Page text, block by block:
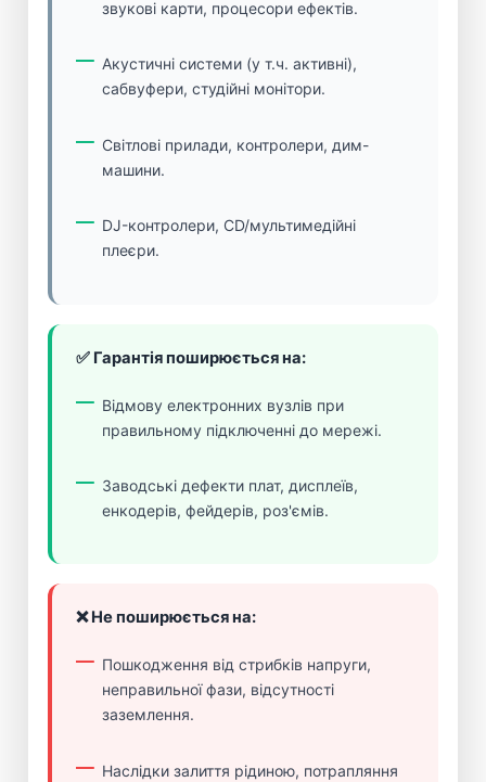
звукові карти, процесори ефектів.
Акустичні системи (у т.ч. активні),
сабвуфери, студійні монітори.
Світлові прилади, контролери, дим-
машини.
DJ-контролери, CD/мультимедійні
плеєри.
✅ Гарантія поширюється на:
Відмову електронних вузлів при
правильному підключенні до мережі.
Заводські дефекти плат, дисплеїв,
енкодерів, фейдерів, роз'ємів.
❌ Не поширюється на:
Пошкодження від стрибків напруги,
неправильної фази, відсутності
заземлення.
Наслідки залиття рідиною, потрапляння